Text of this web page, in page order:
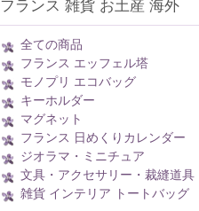
フランス 雑貨 お土産 海外
全ての商品
フランス エッフェル塔
モノプリ エコバッグ
キーホルダー
マグネット
フランス 日めくりカレンダー
ジオラマ・ミニチュア
文具・アクセサリー・裁縫道具
雑貨 インテリア トートバッグ